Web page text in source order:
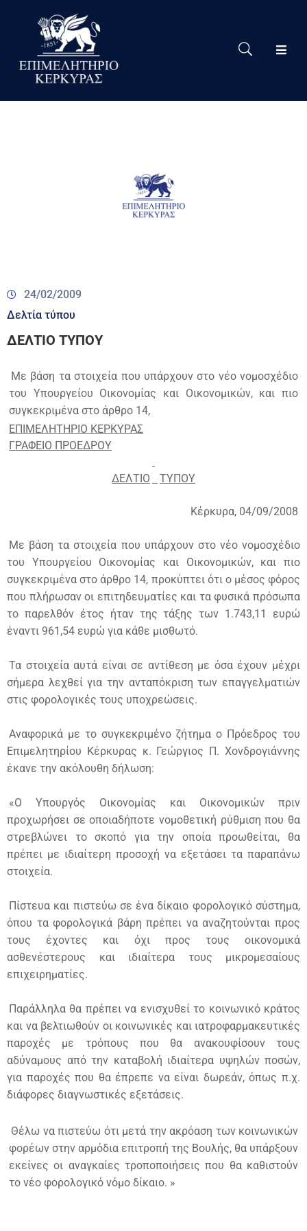
Το
Eπιμελητήριο
24/02/2009
Δελτία τύπου
ΔΕΛΤΙΟ ΤΥΠΟΥ
Με βάση τα στοιχεία που υπάρχουν στο νέο νομοσχέδιο
του Υπουργείου Οικονομίας και Οικονομικών, και πιο
συγκεκριμένα στο άρθρο 14,
ΕΠΙΜΕΛΗΤΗΡΙΟ ΚΕΡΚΥΡΑΣ
ΓΡΑΦΕΙΟ ΠΡΟΕΔΡΟΥ
ΔΕΛΤΙΟ ΤΥΠΟΥ
Κέρκυρα, 04/09/2008
Με βάση τα στοιχεία που υπάρχουν στο νέο νομοσχέδιο
του Υπουργείου Οικονομίας και Οικονομικών, και πιο
συγκεκριμένα στο άρθρο 14, προκύπτει ότι ο μέσος φόρος
που πλήρωσαν οι επιτηδευματίες και τα φυσικά πρόσωπα
το παρελθόν έτος ήταν της τάξης των 1.743,11 ευρώ
έναντι 961,54 ευρώ για κάθε μισθωτό.
Τα στοιχεία αυτά είναι σε αντίθεση με όσα έχουν μέχρι
σήμερα λεχθεί για την ανταπόκριση των επαγγελματιών
στις φορολογικές τους υποχρεώσεις.
Αναφορικά με το συγκεκριμένο ζήτημα ο Πρόεδρος του
Επιμελητηρίου Κέρκυρας κ. Γεώργιος Π. Χονδρογιάννης
έκανε την ακόλουθη δήλωση:
«Ο Υπουργός Οικονομίας και Οικονομικών πριν
προχωρήσει σε οποιαδήποτε νομοθετική ρύθμιση που θα
στρεβλώνει το σκοπό για την οποία προωθείται, θα
πρέπει με ιδιαίτερη προσοχή να εξετάσει τα παραπάνω
στοιχεία.
Πίστευα και πιστεύω σε ένα δίκαιο φορολογικό σύστημα,
όπου τα φορολογικά βάρη πρέπει να αναζητούνται προς
τους έχοντες και όχι προς τους οικονομικά
ασθενέστερους και ιδιαίτερα τους μικρομεσαίους
επιχειρηματίες.
Παράλληλα θα πρέπει να ενισχυθεί το κοινωνικό κράτος
και να βελτιωθούν οι κοινωνικές και ιατροφαρμακευτικές
παροχές με τρόπους που θα ανακουφίσουν τους
αδύναμους από την καταβολή ιδιαίτερα υψηλών ποσών,
για παροχές που θα έπρεπε να είναι δωρεάν, όπως π.χ.
διάφορες διαγνωστικές εξετάσεις.
Θέλω να πιστεύω ότι μετά την ακρόαση των κοινωνικών
φορέων στην αρμόδια επιτροπή της Βουλής, θα υπάρξουν
εκείνες οι αναγκαίες τροποποιήσεις που θα καθιστούν
το νέο φορολογικό νόμο δίκαιο. »